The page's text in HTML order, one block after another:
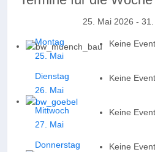
25. Mai 2026 -
Montag
25. Mai
Keine
Dienstag
26. Mai
Keine
Mittwoch
27. Mai
Keine
Donnerstag
Keine